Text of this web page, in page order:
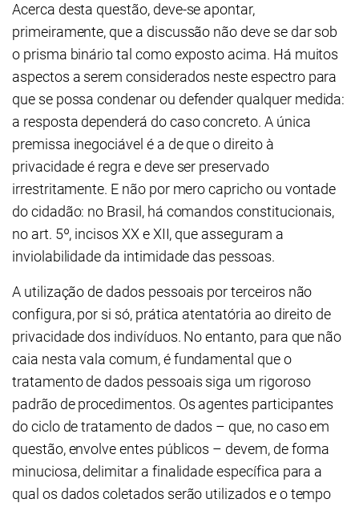
Acerca desta questão, deve-se apontar,
primeiramente, que a discussão não deve se dar sob
o prisma binário tal como exposto acima. Há muitos
aspectos a serem considerados neste espectro para
que se possa condenar ou defender qualquer medida:
a resposta dependerá do caso concreto. A única
premissa inegociável é a de que o direito à
privacidade é regra e deve ser preservado
irrestritamente. E não por mero capricho ou vontade
do cidadão: no Brasil, há comandos constitucionais,
no art. 5º, incisos XX e XII, que asseguram a
inviolabilidade da intimidade das pessoas.
A utilização de dados pessoais por terceiros não
configura, por si só, prática atentatória ao direito de
privacidade dos indivíduos. No entanto, para que não
caia nesta vala comum, é fundamental que o
tratamento de dados pessoais siga um rigoroso
padrão de procedimentos. Os agentes participantes
do ciclo de tratamento de dados – que, no caso em
questão, envolve entes públicos – devem, de forma
minuciosa, delimitar a finalidade específica para a
qual os dados coletados serão utilizados e o tempo